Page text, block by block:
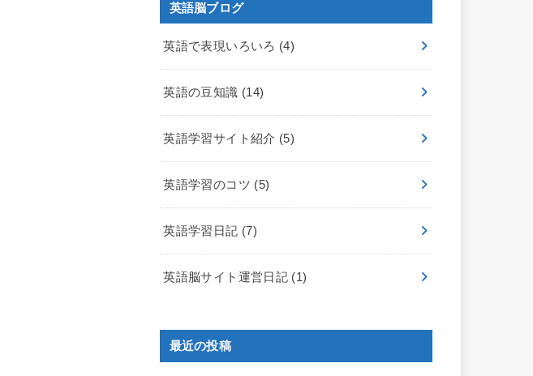
英語脳ブログ
英語で表現いろいろ (4)
英語の豆知識 (14)
英語学習サイト紹介 (5)
英語学習のコツ (5)
英語学習日記 (7)
英語脳サイト運営日記 (1)
最近の投稿